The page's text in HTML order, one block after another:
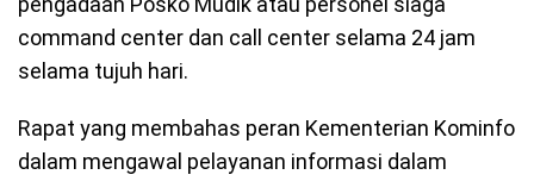
command center dan call center selama 24 jam
selama tujuh hari.
Rapat yang membahas peran Kementerian Kominfo
dalam mengawal pelayanan informasi dalam